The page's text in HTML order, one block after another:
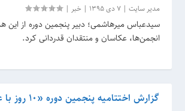
مدیر سایت |7 دی 1395 | خبر |
سیدعباس میرهاشمی؛ دبیر پنجمین دوره از این
انجمن‌ها، عکاسان و منتقدان قدردانی کرد.
گزارش اختتامیه پنجمین دوره «۱۰ روز با عکاسان»